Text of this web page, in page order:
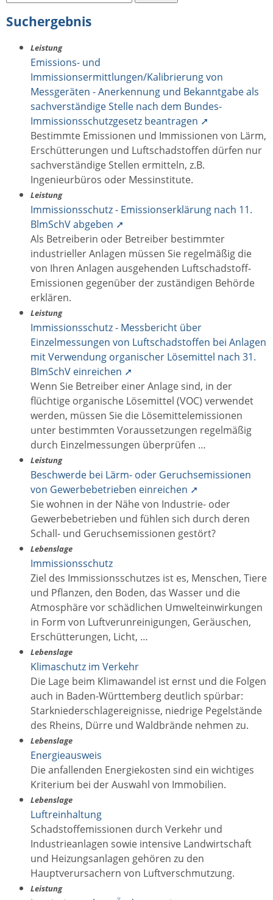
Suchergebnis
Leistung
Emissions- und
Immissionsermittlungen/Kalibrierung von
Messgeräten - Anerkennung und Bekanntgabe als
sachverständige Stelle nach dem Bundes-
Immissionsschutzgesetz beantragen ➚
Bestimmte Emissionen und Immissionen von Lärm,
Erschütterungen und Luftschadstoffen dürfen nur
sachverständige Stellen ermitteln, z.B.
Ingenieurbüros oder Messinstitute.
Leistung
Immissionsschutz - Emissionserklärung nach 11.
BlmSchV abgeben ➚
Als Betreiberin oder Betreiber bestimmter
industrieller Anlagen müssen Sie regelmäßig die
von Ihren Anlagen ausgehenden Luftschadstoff-
Emissionen gegenüber der zuständigen Behörde
erklären.
Leistung
Immissionsschutz - Messbericht über
Einzelmessungen von Luftschadstoffen bei Anlagen
mit Verwendung organischer Lösemittel nach 31.
BImSchV einreichen ➚
Wenn Sie Betreiber einer Anlage sind, in der
flüchtige organische Lösemittel (VOC) verwendet
werden, müssen Sie die Lösemittelemissionen
unter bestimmten Voraussetzungen regelmäßig
durch Einzelmessungen überprüfen …
Leistung
Beschwerde bei Lärm- oder Geruchsemissionen
von Gewerbebetrieben einreichen ➚
Sie wohnen in der Nähe von Industrie- oder
Gewerbebetrieben und fühlen sich durch deren
Schall- und Geruchsemissionen gestört?
Lebenslage
Immissionsschutz
Ziel des Immissionsschutzes ist es, Menschen, Tiere
und Pflanzen, den Boden, das Wasser und die
Atmosphäre vor schädlichen Umwelteinwirkungen
in Form von Luftverunreinigungen, Geräuschen,
Erschütterungen, Licht, …
Lebenslage
Klimaschutz im Verkehr
Die Lage beim Klimawandel ist ernst und die Folgen
auch in Baden-Württemberg deutlich spürbar:
Starkniederschlagereignisse, niedrige Pegelstände
des Rheins, Dürre und Waldbrände nehmen zu.
Lebenslage
Energieausweis
Die anfallenden Energiekosten sind ein wichtiges
Kriterium bei der Auswahl von Immobilien.
Lebenslage
Luftreinhaltung
Schadstoffemissionen durch Verkehr und
Industrieanlagen sowie intensive Landwirtschaft
und Heizungsanlagen gehören zu den
Hauptverursachern von Luftverschmutzung.
Leistung